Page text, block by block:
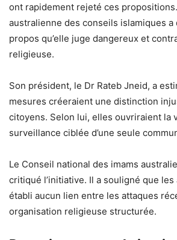
ont rapidement rejeté ces
australienne des conseils islamiques a
propos qu’elle juge dangereux et
religieuse.
Son président, le Dr Rateb Jneid, a
mesures créeraient une distinction
citoyens. Selon lui, elles ouvriraient la
surveillance ciblée d’une seule
Le Conseil national des imams
critiqué l’initiative. Il a souligné que les
établi aucun lien entre les attaques
organisation religieuse structurée.